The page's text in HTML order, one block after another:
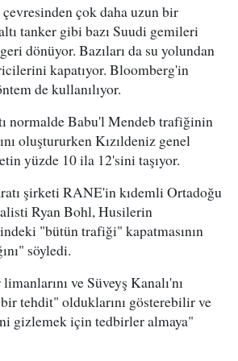
çok daha uzun bir
tanker gibi bazı Suudi gemileri
dönüyor. Bazıları da su yolundan
kapatıyor. Bloomberg'in
de kullanılıyor.
normalde Babu'l Mendeb trafiğinin
oluştururken Kızıldeniz genel
yüzde 10 ila 12'sini taşıyor.
şirketi RANE'in kıdemli Ortadoğu
Ryan Bohl, Husilerin
"bütün trafiği" kapatmasının
söyledi.
ve Süveyş Kanalı'nı
tehdit" olduklarını gösterebilir ve
gizlemek için tedbirler almaya"